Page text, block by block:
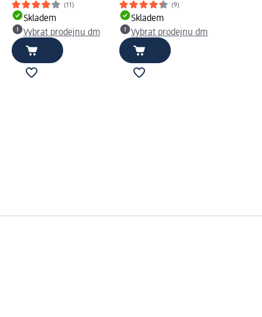
(11)
Skladem
Vybrat prodejnu dm
(9)
Skladem
Vybrat prodejnu dm